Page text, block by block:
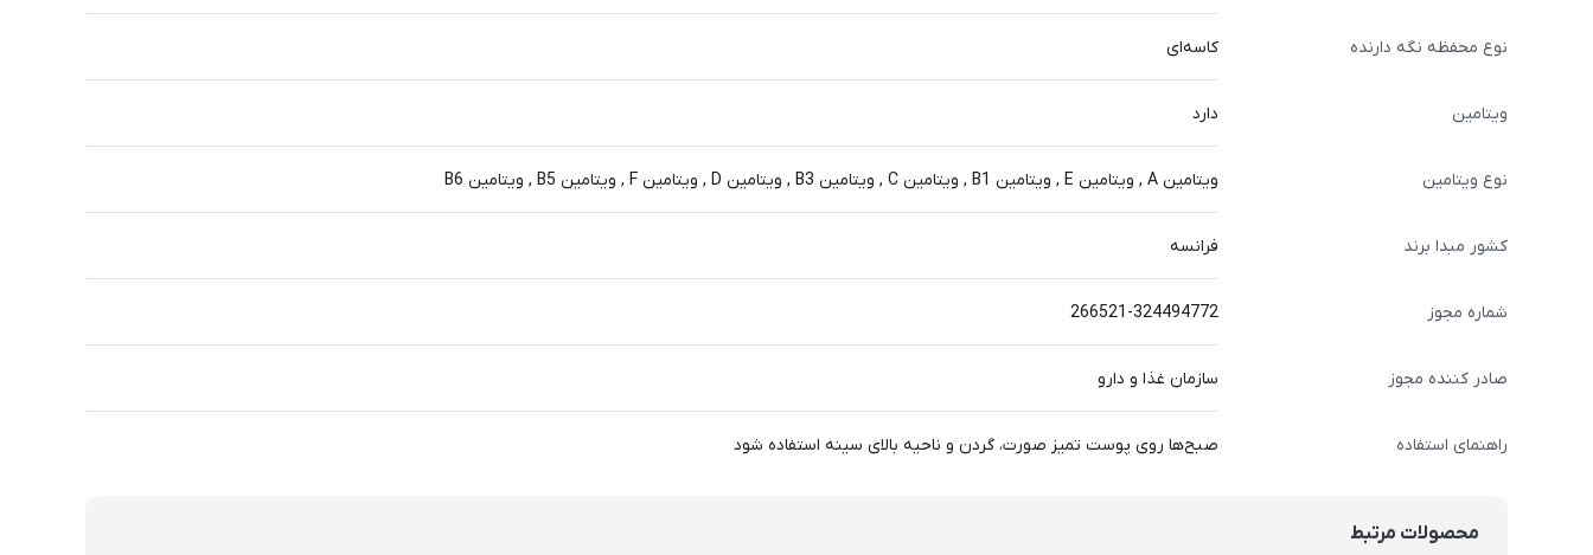
نوع محفظه نگه دارنده کاسه‌ای
ویتامین دارد
نوع ویتامین ویتامین A , ویتامین E , ویتامین B1 , ویتامین C , ویتامین B3 , ویتامین D , ویتامین F , ویتامین B5 , ویتامین B6
کشور مبدا برند فرانسه
شماره مجوز 266521-324494772
صادر کننده مجوز سازمان غذا و دارو
راهنمای استفاده صبح‌ها روی پوست تمیز صورت، گردن و ناحیه بالای سینه استفاده شود
محصولات مرتبط